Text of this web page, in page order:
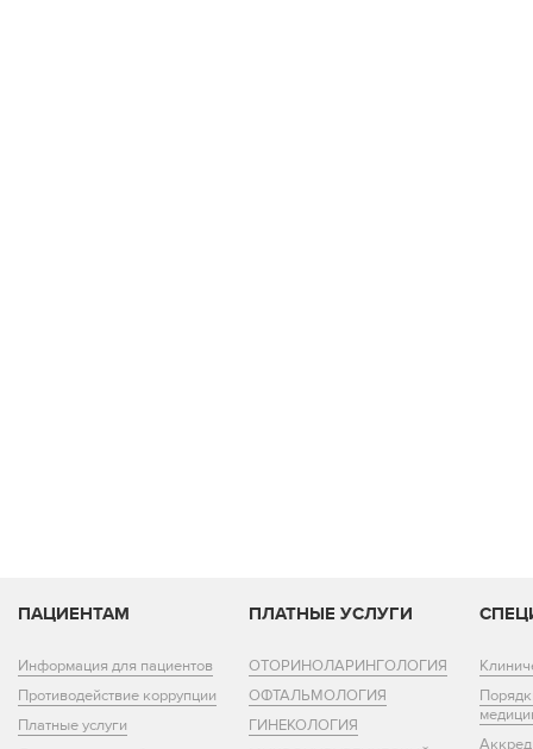
ПАЦИЕНТАМ
Информация для пациентов
Противодействие коррупции
Платные услуги
ПЛАТНЫЕ УСЛУГИ
ОТОРИНОЛАРИНГОЛОГИЯ
ОФТАЛЬМОЛОГИЯ
ГИНЕКОЛОГИЯ